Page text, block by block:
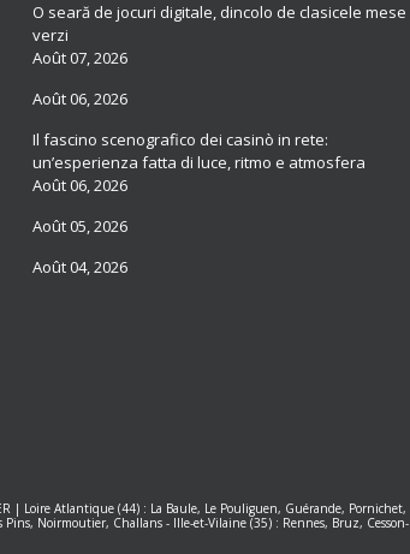
O seară de jocuri digitale, dincolo de clasicele mese
verzi
Août 07, 2026
Août 06, 2026
Il fascino scenografico dei casinò in rete:
un’esperienza fatta di luce, ritmo e atmosfera
Août 06, 2026
Août 05, 2026
Août 04, 2026
| Loire Atlantique (44) : La Baule, Le Pouliguen, Guérande, Pornichet,
Pins, Noirmoutier, Challans - Ille-et-Vilaine (35) : Rennes, Bruz, Cesson-